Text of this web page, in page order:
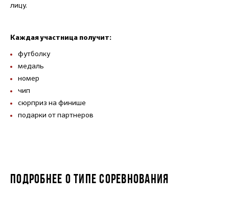
лицу.
Каждая участница получит:
футболку
медаль
номер
чип
сюрприз на финише
подарки от партнеров
ПОДРОБНЕЕ О ТИПЕ СОРЕВНОВАНИЯ